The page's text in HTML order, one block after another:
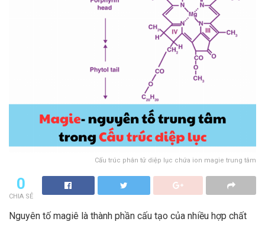
Cấu trúc phân tử diệp lục chứa ion magie trung tâm
0
CHIA SẺ
Nguyên tố magiê là thành phần cấu tạo của nhiều hợp chất